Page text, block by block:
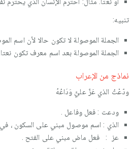
تنبيه:
الجملة الموصولة لا تكون حالا لأن اسم
الجملة الموصولة بعد اسم معرف تكون نعتا.
نماذج من الإعراب
ودّعْتُ الذي عَزّ عليَّ وَدَاعُهُ
ودعت : فعل وفاعل .
الذي : اسم موصول مبني على السكون ،
عز : فعل ماض مبني على الفتح .